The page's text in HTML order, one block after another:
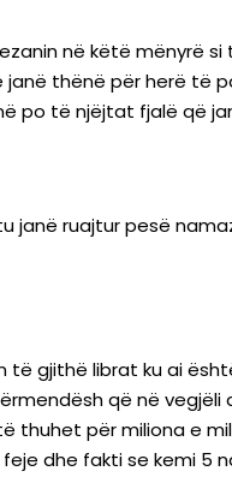
në këtë mënyrë
thënë për herë të
të njëjtat fjalë që
janë ruajtur pesë
të gjithë librat ku ai
që në vegjëli
për miliona e
dhe fakti se kemi 5